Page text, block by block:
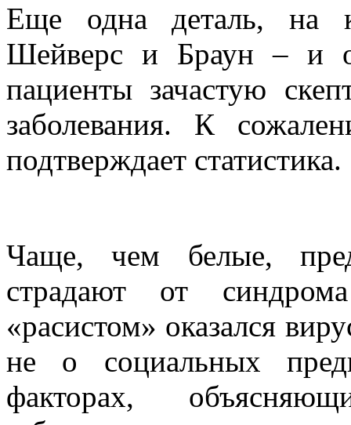
Еще одна деталь, на
Шейверс и Браун – и
пациенты зачастую
заболевания. К
подтверждает статистика.
Чаще, чем белые,
страдают от
«расистом» оказался
не о социальных
факторах,